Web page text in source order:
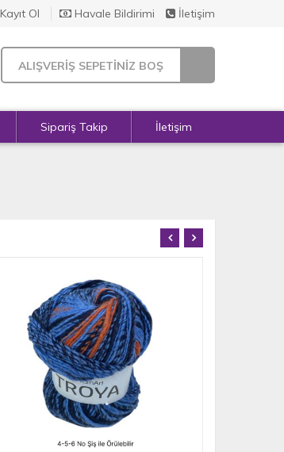
Kayıt Ol Havale Bildirimi İletişim
ALIŞVERİŞ SEPETİNİZ BOŞ
Sipariş Takip İletişim